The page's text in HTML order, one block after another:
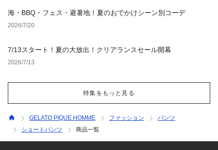
海・BBQ・フェス・避暑地！夏のおでかけシーン別コーデ
2026/7/20
7/13スタート！夏の大放出！クリアランスセール開幕
2026/7/13
特集をもっと見る
GELATO PIQUE HOMME ファッション
パンツ
ショートパンツ
商品一覧